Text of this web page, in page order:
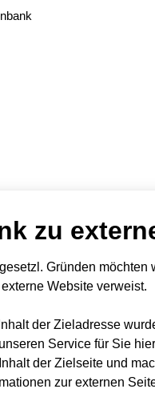
zu
Gründen möchten
Website verweist.
der Zieladresse
Service für Sie
der Zielseite und
zur externen